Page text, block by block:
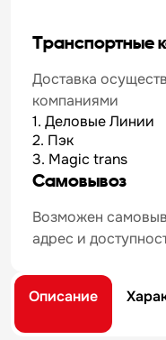
Транспортные
Доставка
компаниями
1. Деловые Линии
2. Пэк
3. Magic trans
Самовывоз
Возможен
адрес и
Описание